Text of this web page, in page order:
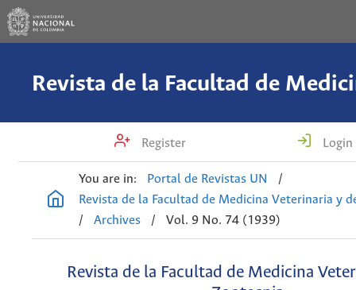
Register Login
You are in: Portal de Revistas UN
/
Revista de la Facultad de Medicina Veterinaria y
/
Archives / Vol. 9 No. 74 (1939)
Revista de la Facultad de Medicina